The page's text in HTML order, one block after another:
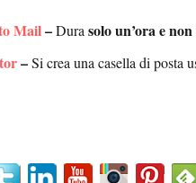
Mail–Dura solo un’ora e
–Si crea una casella di posta